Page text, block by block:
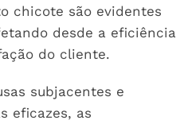
chicote são evidentes
desde a eficiência
do cliente.
subjacentes e
eficazes, as